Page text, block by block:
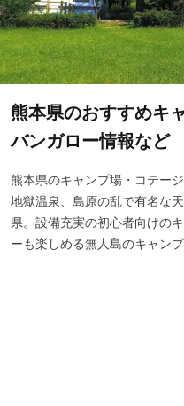
熊本県のおすすめキ
バンガロー情報など
熊本県のキャンプ場・コテー
地獄温泉、島原の乱で有名な
県。設備充実の初心者向けの
ーも楽しめる無人島のキャン